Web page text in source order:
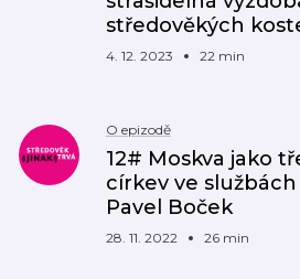
středověkých
4. 12. 2023 22 min
O epizodě
12# Moskva jako
církev ve
Pavel Boček
28. 11. 2022 26 min